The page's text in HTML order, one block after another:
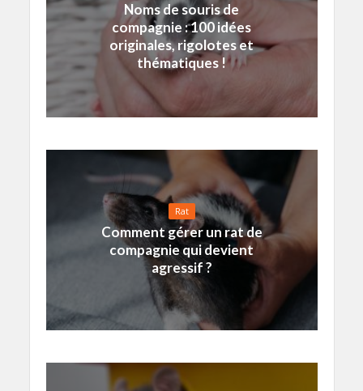
Noms de souris de
compagnie : 100 idées
originales, rigolotes et
thématiques !
Rat
Comment gérer un rat de
compagnie qui devient
agressif ?